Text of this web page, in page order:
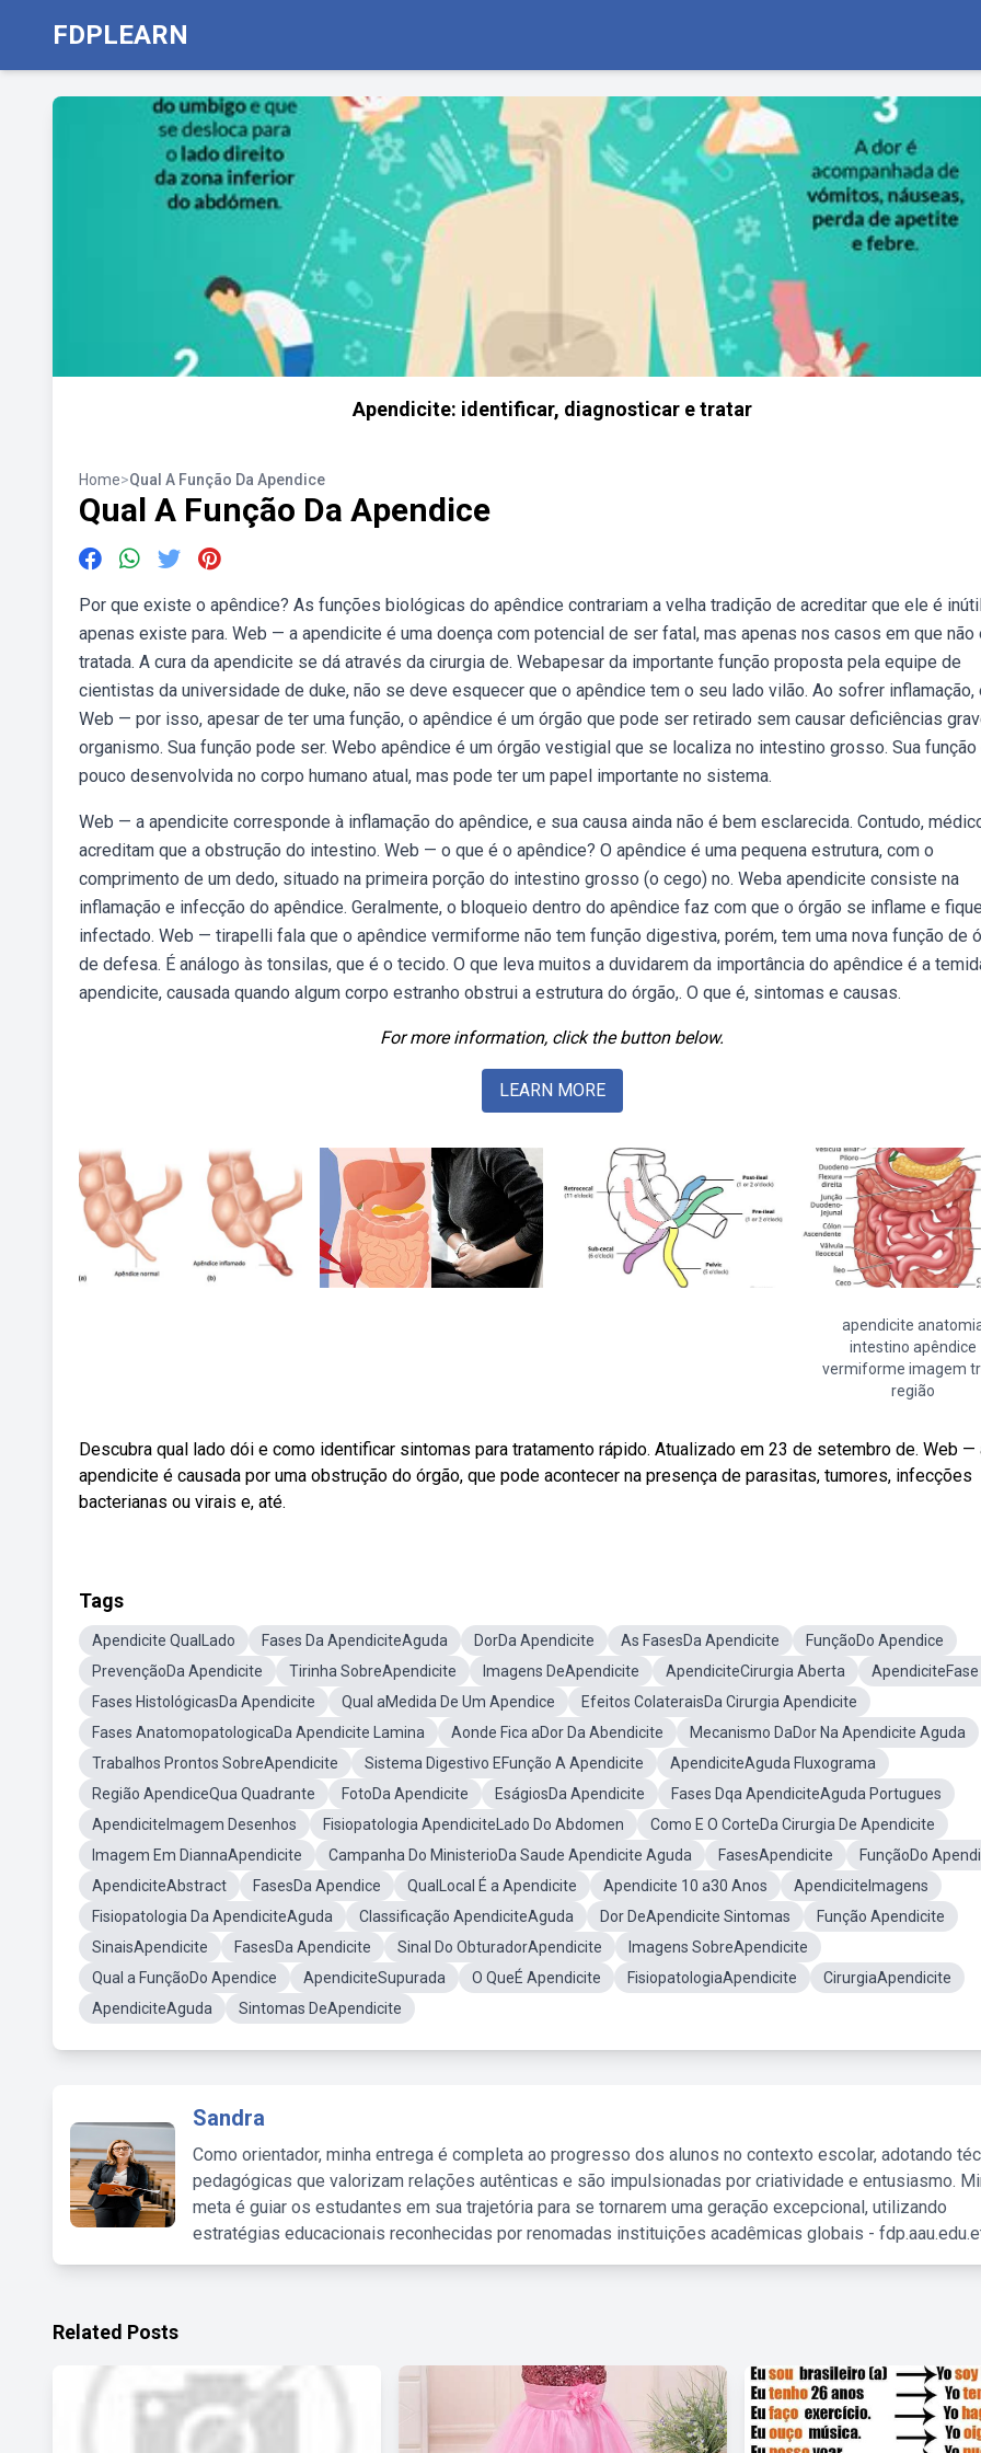
FDPLEARN
Apendicite: identificar, diagnosticar e tratar
Home>Qual A Função Da Apendice
Qual A Função Da Apendice
Por que existe o apêndice? As funções biológicas do apêndice contrariam a velha tradição de acreditar que ele é
apenas existe para. Web — a apendicite é uma doença com potencial de ser fatal, mas apenas nos casos em que não
tratada. A cura da apendicite se dá através da cirurgia de. Webapesar da importante função proposta pela equipe de
cientistas da universidade de duke, não se deve esquecer que o apêndice tem o seu lado vilão. Ao sofrer inflamação,
Web — por isso, apesar de ter uma função, o apêndice é um órgão que pode ser retirado sem causar deficiências
organismo. Sua função pode ser. Webo apêndice é um órgão vestigial que se localiza no intestino grosso. Sua função
pouco desenvolvida no corpo humano atual, mas pode ter um papel importante no sistema.
Web — a apendicite corresponde à inflamação do apêndice, e sua causa ainda não é bem esclarecida. Contudo,
acreditam que a obstrução do intestino. Web — o que é o apêndice? O apêndice é uma pequena estrutura, com o
comprimento de um dedo, situado na primeira porção do intestino grosso (o cego) no. Weba apendicite consiste na
inflamação e infecção do apêndice. Geralmente, o bloqueio dentro do apêndice faz com que o órgão se inflame e fique
infectado. Web — tirapelli fala que o apêndice vermiforme não tem função digestiva, porém, tem uma nova função de
de defesa. É análogo às tonsilas, que é o tecido. O que leva muitos a duvidarem da importância do apêndice é a
apendicite, causada quando algum corpo estranho obstrui a estrutura do órgão,. O que é, sintomas e causas.
For more information, click the button below.
LEARN MORE
apendicite
intestino apêndice
vermiforme imagem
região
Descubra qual lado dói e como identificar sintomas para tratamento rápido. Atualizado em 23 de setembro de. Web —
apendicite é causada por uma obstrução do órgão, que pode acontecer na presença de parasitas, tumores, infecções
bacterianas ou virais e, até.
Tags
Apendicite QualLado Fases Da ApendiciteAguda DorDa Apendicite As FasesDa Apendicite
FunçãoDo Apendice
PrevençãoDa Apendicite
Tirinha SobreApendicite Imagens DeApendicite ApendiciteCirurgia Aberta
ApendiciteFase
Fases HistológicasDa Apendicite
Qual aMedida De Um Apendice
Efeitos ColateraisDa Cirurgia Apendicite
Fases AnatomopatologicaDa Apendicite Lamina
Aonde Fica aDor Da Abendicite
Mecanismo DaDor Na Apendicite Aguda
Trabalhos Prontos SobreApendicite
Sistema Digestivo EFunção A Apendicite
ApendiciteAguda Fluxograma
Região ApendiceQua Quadrante
FotoDa Apendicite EságiosDa Apendicite
Fases Dqa ApendiciteAguda Portugues
ApendiciteImagem Desenhos
Fisiopatologia ApendiciteLado Do Abdomen
Como E O CorteDa Cirurgia De Apendicite
Imagem Em DiannaApendicite
Campanha Do MinisterioDa Saude Apendicite Aguda FasesApendicite
FunçãoDo
ApendiciteAbstract
FasesDa Apendice QualLocal É a Apendicite Apendicite 10 a30 Anos
ApendiciteImagens
Fisiopatologia Da ApendiciteAguda
Classificação ApendiciteAguda Dor DeApendicite Sintomas
Função Apendicite
SinaisApendicite
FasesDa Apendicite Sinal Do ObturadorApendicite
Imagens SobreApendicite
Qual a FunçãoDo Apendice
ApendiciteSupurada O QueÉ Apendicite FisiopatologiaApendicite
CirurgiaApendicite
ApendiciteAguda
Sintomas DeApendicite
Sandra
Como orientador, minha entrega é completa ao progresso dos alunos no contexto escolar, adotando
pedagógicas que valorizam relações autênticas e são impulsionadas por criatividade e entusiasmo.
meta é guiar os estudantes em sua trajetória para se tornarem uma geração excepcional, utilizando
estratégias educacionais reconhecidas por renomadas instituições acadêmicas globais -
Related Posts